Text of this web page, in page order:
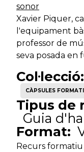
sonor
Xavier Piquer,
l'equipament
professor de
seva posada en
Col·lecció:
CÀPSULES
Tipus de
Guia
Format:
Recurs formatiu